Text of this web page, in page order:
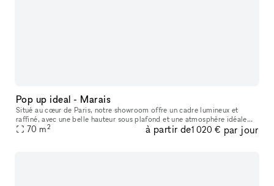
Pop up ideal - Marais
Situé au cœur de Paris, notre showroom offre un cadre lumineux et
raffiné, avec une belle hauteur sous plafond et une atmosphère idéale
pour accueillir des marques, des collections et des événements
70 m2 à partir de1 020 € par jour